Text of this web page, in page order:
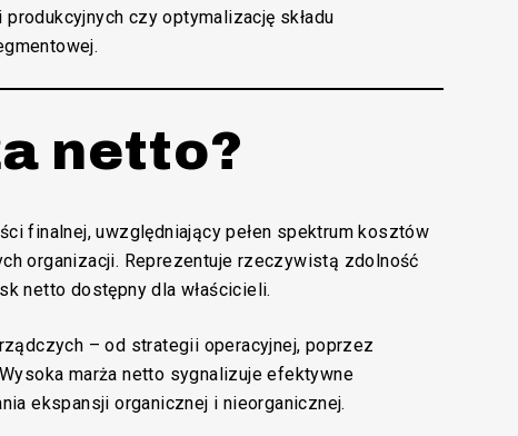
czy optymalizację składu
netto?
finalnej, uwzględniający pełen spektrum kosztów
organizacji. Reprezentuje rzeczywistą zdolność
netto dostępny dla właścicieli.
– od strategii operacyjnej, poprzez
marża netto sygnalizuje efektywne
ekspansji organicznej i nieorganicznej.